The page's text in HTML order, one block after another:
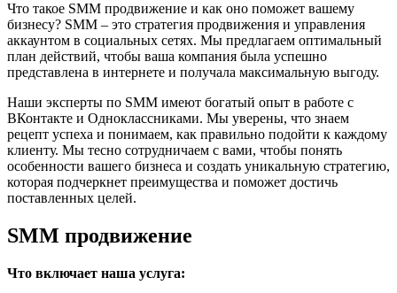
Что такое SMM продвижение и как оно поможет вашему
бизнесу? SMM – это стратегия продвижения и управления
аккаунтом в социальных сетях. Мы предлагаем оптимальный
план действий, чтобы ваша компания была успешно
представлена в интернете и получала максимальную выгоду.
Наши эксперты по SMM имеют богатый опыт в работе с
ВКонтакте и Одноклассниками. Мы уверены, что знаем
рецепт успеха и понимаем, как правильно подойти к каждому
клиенту. Мы тесно сотрудничаем с вами, чтобы понять
особенности вашего бизнеса и создать уникальную стратегию,
которая подчеркнет преимущества и поможет достичь
поставленных целей.
SMM продвижение
Что включает наша услуга: